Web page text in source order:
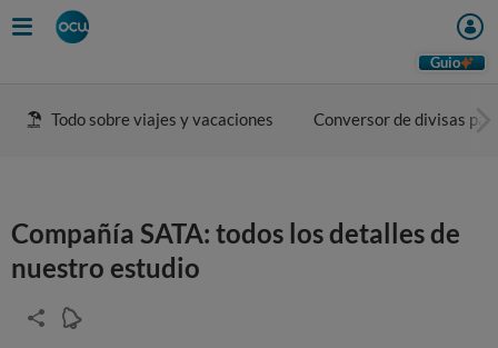
Guio
Todo sobre viajes y vacaciones Conversor de divisas
Compañía SATA: todos los detalles de
nuestro estudio